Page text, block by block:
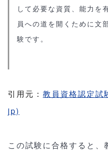
して必要な資質、能力を
員への道を開くために文
験です。
引用元： 教員資格認定
jp)
この試験に合格すると、